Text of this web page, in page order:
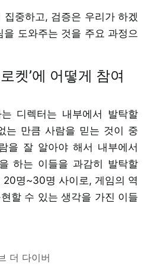
집중하고, 검증은 우리가 하겠
을 도와주는 것을 주요 과정으
켓’에 어떻게 참여
디렉터는 내부에서 발탁할
는 만큼 사람을 믿는 것이 중
을 잘 알아야 해서 내부에서
하는 이들을 과감히 발탁할
20명~30명 사이로, 게임의 역
할 수 있는 생각을 가진 이들
더 다이버